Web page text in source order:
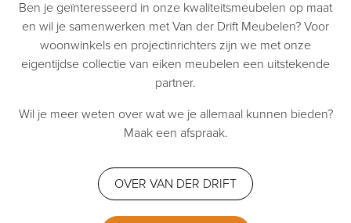
Ben je geïnteresseerd in onze kwaliteitsmeubelen op maat
en wil je samenwerken met Van der Drift Meubelen? Voor
woonwinkels en projectinrichters zijn we met onze
eigentijdse collectie van eiken meubelen een uitstekende
partner.
Wil je meer weten over wat we je allemaal kunnen bieden?
Maak een afspraak.
OVER VAN DER DRIFT